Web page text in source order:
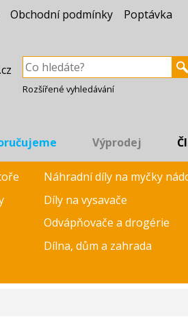
Obchodní podmínky Poptávka
Rozšířené vyhledávání
Výprodej
Náhradní díly na myčky
Díly na vysavače
Odvápňovače a drogérie
Dílna, dům a zahrada